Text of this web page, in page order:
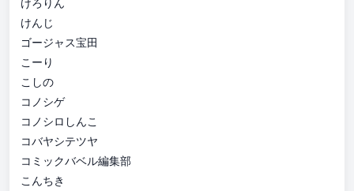
けんじ
ゴージャス宝田
こーり
こしの
コノシゲ
コノシロしんこ
コバヤシテツヤ
コミックバベル編集部
こんちき